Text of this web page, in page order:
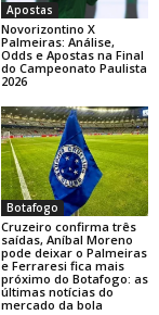
Apostas
Novorizontino X
Palmeiras: Análise,
Odds e Apostas na Final
do Campeonato Paulista
2026
Botafogo
Cruzeiro confirma três
saídas, Aníbal Moreno
pode deixar o Palmeiras
e Ferraresi fica mais
próximo do Botafogo: as
últimas notícias do
mercado da bola